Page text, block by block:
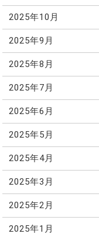
2025年10月
2025年9月
2025年8月
2025年7月
2025年6月
2025年5月
2025年4月
2025年3月
2025年2月
2025年1月